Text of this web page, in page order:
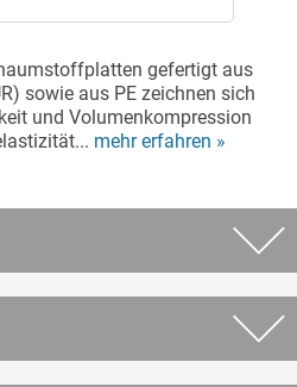
gefertigt aus
sowie aus PE zeichnen sich
und Volumenkompression
mehr erfahren »